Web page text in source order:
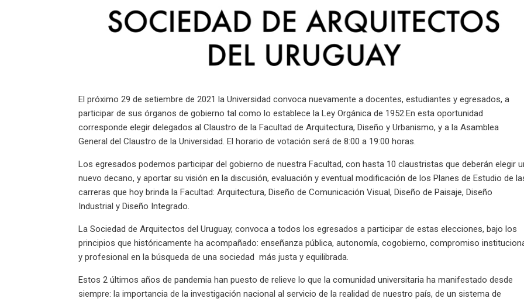
El próximo 29 de setiembre de 2021 la Universidad convoca nuevamente a docentes, estudiantes y egresados, a
participar de sus órganos de gobierno tal como lo establece la Ley Orgánica de 1952.En esta oportunidad
corresponde elegir delegados al Claustro de la Facultad de Arquitectura, Diseño y Urbanismo, y a la Asamblea
General del Claustro de la Universidad. El horario de votación será de 8:00 a 19:00 horas.
Los egresados podemos participar del gobierno de nuestra Facultad, con hasta 10 claustristas que deberán elegir
nuevo decano, y aportar su visión en la discusión, evaluación y eventual modificación de los Planes de Estudio de
carreras que hoy brinda la Facultad: Arquitectura, Diseño de Comunicación Visual, Diseño de Paisaje, Diseño
Industrial y Diseño Integrado.
La Sociedad de Arquitectos del Uruguay, convoca a todos los egresados a participar de estas elecciones, bajo los
principios que históricamente ha acompañado: enseñanza pública, autonomía, cogobierno, compromiso
y profesional en la búsqueda de una sociedad más justa y equilibrada.
Estos 2 últimos años de pandemia han puesto de relieve lo que la comunidad universitaria ha manifestado desde
siempre: la importancia de la investigación nacional al servicio de la realidad de nuestro país, de un sistema de